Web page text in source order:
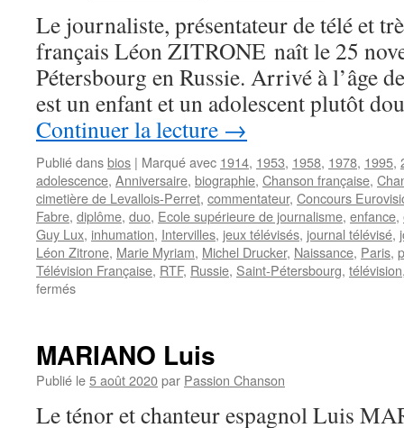
Le journaliste, présentateur de télé et
français Léon ZITRONE naît le 25
Pétersbourg en Russie. Arrivé à l’âge
est un enfant et un adolescent plutôt
Continuer la lecture →
Publié dansbios | Marqué avec 1914, 1953, 1958, 1978, 1995,
adolescence, Anniversaire, biographie, Chanson française,
cimetière de Levallois-Perret, commentateur, Concours
Fabre, diplôme, duo, Ecole supérieure de journalisme, enfance,
Guy Lux, inhumation, Intervilles, jeux télévisés, journal télévisé,
Léon Zitrone, Marie Myriam, Michel Drucker, Naissance, Paris,
Télévision Française, RTF, Russie, Saint-Pétersbourg, télévision
ferméssur
MARIANO Luis
Publié le5 août 2020par Passion Chanson
Le ténor et chanteur espagnol Luis